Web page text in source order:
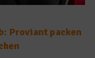
Proviant packen